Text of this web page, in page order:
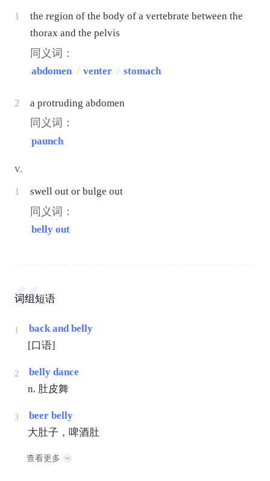
1
the region of the body of a vertebrate between the
thorax and the pelvis
同义词：
abdomen / venter / stomach
2 a protruding abdomen
同义词：
paunch
v.
1 swell out or bulge out
同义词：
belly out
词组短语
1
back and belly
[口语]
2
belly dance
n. 肚皮舞
3
beer belly
大肚子，啤酒肚
查看更多